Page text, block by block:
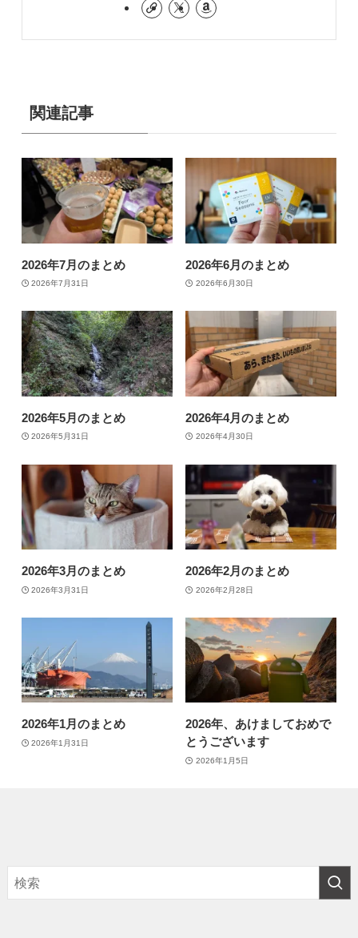
関連記事
2026年7月のまとめ
2026年7月31日
2026年6月のまとめ
2026年6月30日
2026年5月のまとめ
2026年5月31日
2026年4月のまとめ
2026年4月30日
2026年3月のまとめ
2026年3月31日
2026年2月のまとめ
2026年2月28日
2026年1月のまとめ
2026年1月31日
2026年、あけましておめで
とうございます
2026年1月5日